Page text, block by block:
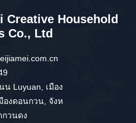
Creative Household
Co., Ltd
น Luyuan, เมือง
องดอนกวน, จังห
กวนดง